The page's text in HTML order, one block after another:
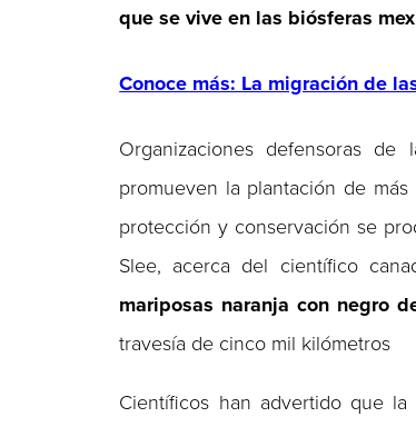
que se vive en las biósferas
Conoce más: La migración de
Organizaciones defensoras
promueven la plantación de más
protección y conservación se
Slee, acerca del científico
mariposas naranja con negro
travesía de cinco mil kilómetros
Científicos han advertido que